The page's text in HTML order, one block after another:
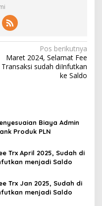
Pos berikutnya
Maret 2024, Selamat Fee
Transaksi sudah diInfutkan
ke Saldo
Biaya Admin
Produk PLN
Trx April 2025, Sudah di
menjadi Saldo
Trx Jan 2025, Sudah di
menjadi Saldo